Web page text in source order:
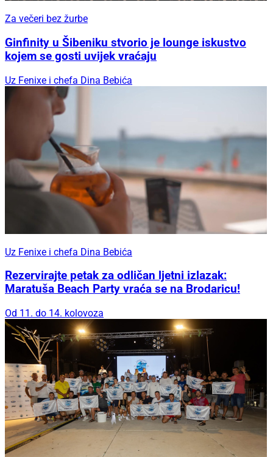
Za večeri bez žurbe
Ginfinity u Šibeniku stvorio je lounge iskustvo
kojem se gosti uvijek vraćaju
Uz Fenixe i chefa Dina Bebića
Uz Fenixe i chefa Dina Bebića
Rezervirajte petak za odličan ljetni izlazak:
Maratuša Beach Party vraća se na Brodaricu!
Od 11. do 14. kolovoza